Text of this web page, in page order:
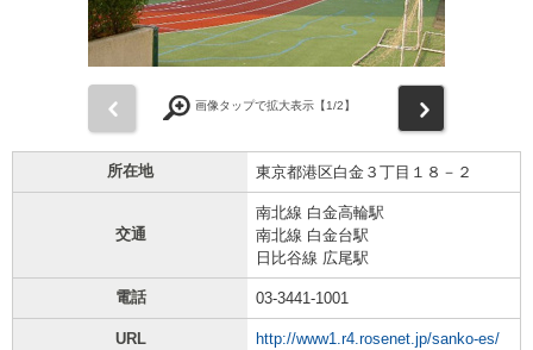
画像タップで拡大表示【1/2】
所在地 東京都港区白金３丁目１８－２
交通
南北線 白金高輪駅
南北線 白金台駅
日比谷線 広尾駅
電話 03-3441-1001
URL http://www1.r4.rosenet.jp/sanko-es/